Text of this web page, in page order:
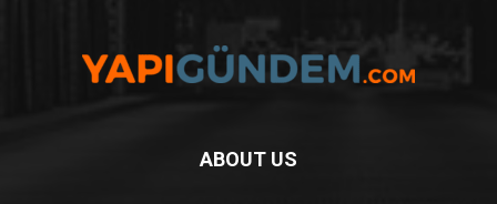
ABOUT US